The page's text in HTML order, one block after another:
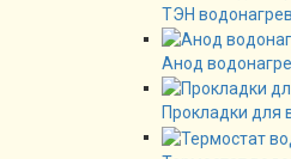
ТЭН
Анод
Прокладки для